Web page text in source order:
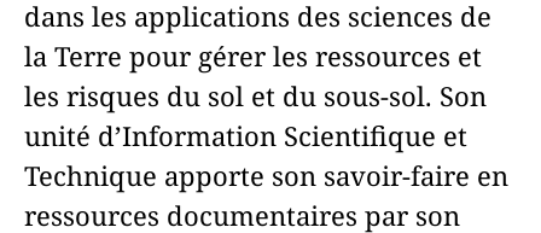
dans les applications des sciences de
la Terre pour gérer les ressources et
les risques du sol et du sous-sol. Son
unité d’Information Scientifique et
Technique apporte son savoir-faire en
ressources documentaires par son